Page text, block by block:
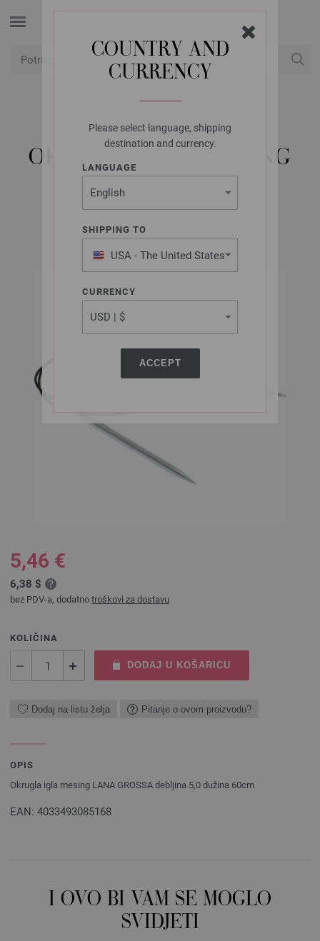
COUNTRY AND
CURRENCY
Please select language, shipping
destination and currency.
LANGUAGE
SHIPPING TO
USA - The United States
of America
CURRENCY
ACCEPT
LANA GROSSA
OKRUGLA IGLA MESING
5,0/60CM
5,46 €
6,38 $
bez PDV-a, dodatno troškovi za dostavu
KOLIČINA
DODAJ U KOŠARICU
Dodaj na listu želja Pitanje o ovom proizvodu?
OPIS
Okrugla igla mesing LANA GROSSA debljina 5,0 dužina 60cm
EAN: 4033493085168
I OVO BI VAM SE MOGLO
SVIDJETI